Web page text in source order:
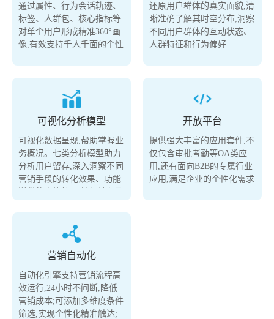
通过属性、行为会话轨迹、
标签、人群包、核心指标等
对单个用户形成精准360°画
像,有效支持千人千面的个性
还原用户群体的真实面貌,清
晰准确了解其时空分布,洞察
不同用户群体的互动状态、
人群特征和行为偏好
可视化分析模型
可视化数据呈现,帮助掌握业
务概况。七类分析模型助力
分析用户留存,深入洞察不同
营销手段的转化效果、功能
开放平台
提供强大丰富的应用套件,不
仅包含审批考勤等OA类应
用,还有面向B2B的专属行业
应用,满足企业的个性化需求
营销自动化
自动化引擎支持营销流程高
效运行,24小时不间断,降低
营销成本;可添加多维度条件
筛选,实现个性化精准触达;